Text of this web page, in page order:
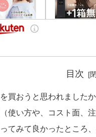
目次
買おうと思われましたか
使い方や、コスト面、注
てみて良かったところ